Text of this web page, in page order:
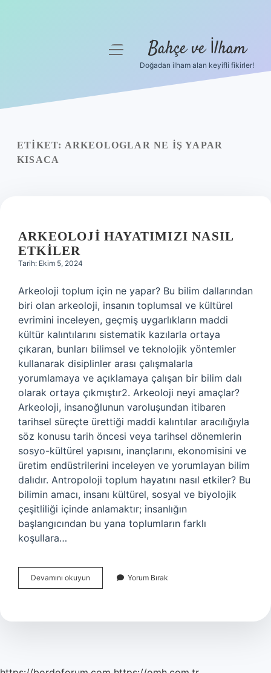
Yasal Uyarı
menüyü
Bahçe ve İlham
Doğadan ilham alan keyifli fikirler!
ETIKET: ARKEOLOGLAR NE IŞ YAPAR
KISACA
ARKEOLOJI HAYATIMIZI NASIL
ETKILER
Tarih: Ekim 5, 2024
Arkeoloji toplum için ne yapar? Bu bilim dallarından
biri olan arkeoloji, insanın toplumsal ve kültürel
evrimini inceleyen, geçmiş uygarlıkların maddi
kültür kalıntılarını sistematik kazılarla ortaya
çıkaran, bunları bilimsel ve teknolojik yöntemler
kullanarak disiplinler arası çalışmalarla
yorumlamaya ve açıklamaya çalışan bir bilim dalı
olarak ortaya çıkmıştır2. Arkeoloji neyi amaçlar?
Arkeoloji, insanoğlunun varoluşundan itibaren
tarihsel süreçte ürettiği maddi kalıntılar aracılığıyla
söz konusu tarih öncesi veya tarihsel dönemlerin
sosyo-kültürel yapısını, inançlarını, ekonomisini ve
üretim endüstrilerini inceleyen ve yorumlayan bilim
dalıdır. Antropoloji toplum hayatını nasıl etkiler? Bu
bilimin amacı, insanı kültürel, sosyal ve biyolojik
çeşitliliği içinde anlamaktır; insanlığın
başlangıcından bu yana toplumların farklı
koşullara…
Devamını okuyun Arkeoloji
Hayatımızı
Yorum Bırak